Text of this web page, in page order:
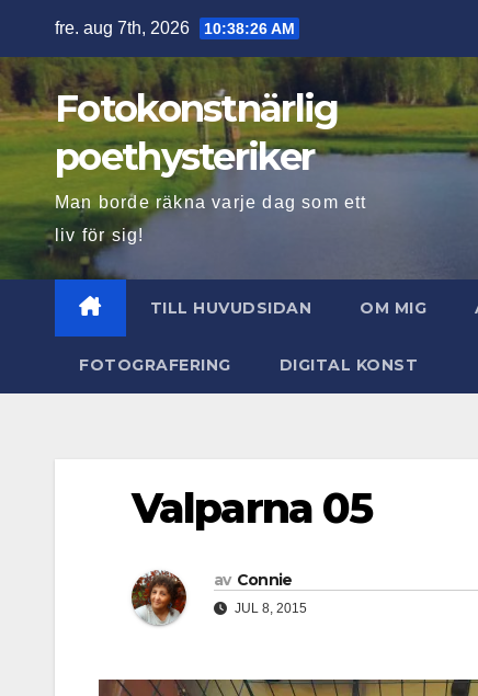
innehåll
fre. aug 7th, 2026 10:38:28 AM
Fotokonstnärlig
poethysteriker
Man borde räkna varje dag som ett
liv för sig!
TILL HUVUDSIDAN OM MIG
FOTOGRAFERING DIGITAL KONST
Valparna 05
av Connie
JUL 8, 2015